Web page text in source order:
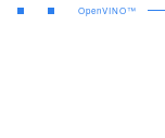
OpenVINO™